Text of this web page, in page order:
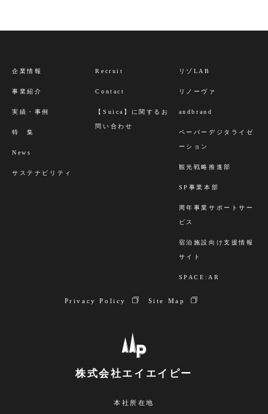
株式会社エイエイピー
本社所在地
企業情報
事業紹介
実績・事例
特 集
News
サステナビリティ
Recruit
Contact
【Suica】に関するお
問い合わせ
リゾLAB
リノーヴァ
andbrand
ペーパーデジタライゼ
ーション
観光戦略推進部
SP事業本部
周年事業サポートサー
ビス
宿泊施設向け支援情報
サイト
SPACE:AR
Privacy Policy Site Map